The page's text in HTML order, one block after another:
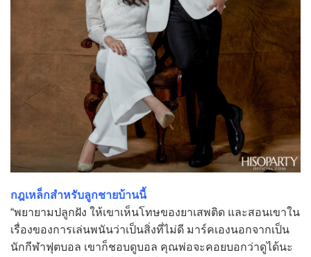
กฎเหล็กสำหรับลูกชายบ้านนี้
“พยายามปลูกฝัง ให้เขาเห็นโทษของยาเสพติด และสอนเขาใน
เรื่องของการเล่นพนันว่าเป็นสิ่งที่ไม่ดี มาร์คเองนอกจากเป็น
นักกีฬาฟุตบอล เขาก็ชอบดูบอล คุณพ่อจะคอยบอกว่าดูได้นะ